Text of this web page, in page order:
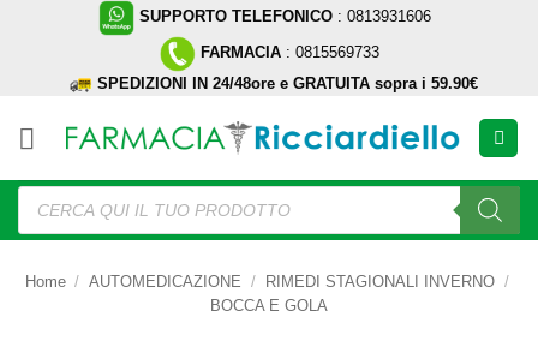
SUPPORTO TELEFONICO : 0813931606
FARMACIA : 0815569733
SPEDIZIONI IN 24/48ore e GRATUITA sopra i 59.90€
Ricerca
prodotti
Home / AUTOMEDICAZIONE / RIMEDI STAGIONALI INVERNO /
BOCCA E GOLA